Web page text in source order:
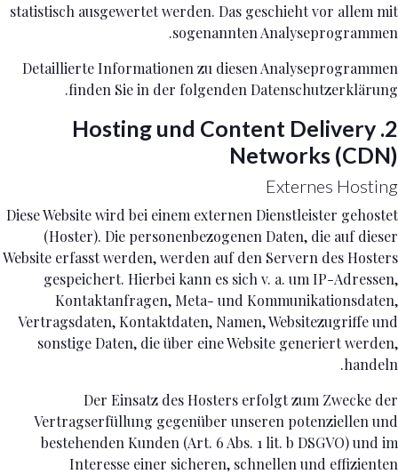
statistisch ausgewertet werden. Das geschieht vor allem mit
sogenannten Analyseprogrammen.
Detaillierte Informationen zu diesen Analyseprogrammen
finden Sie in der folgenden Datenschutzerklärung.
2. Hosting und Content Delivery
Networks (CDN)
Externes Hosting
Diese Website wird bei einem externen Dienstleister gehostet
(Hoster). Die personenbezogenen Daten, die auf dieser
Website erfasst werden, werden auf den Servern des Hosters
gespeichert. Hierbei kann es sich v. a. um IP-Adressen,
Kontaktanfragen, Meta- und Kommunikationsdaten,
Vertragsdaten, Kontaktdaten, Namen, Websitezugriffe und
sonstige Daten, die über eine Website generiert werden,
handeln.
Der Einsatz des Hosters erfolgt zum Zwecke der
Vertragserfüllung gegenüber unseren potenziellen und
bestehenden Kunden (Art. 6 Abs. 1 lit. b DSGVO) und im
Interesse einer sicheren, schnellen und effizienten